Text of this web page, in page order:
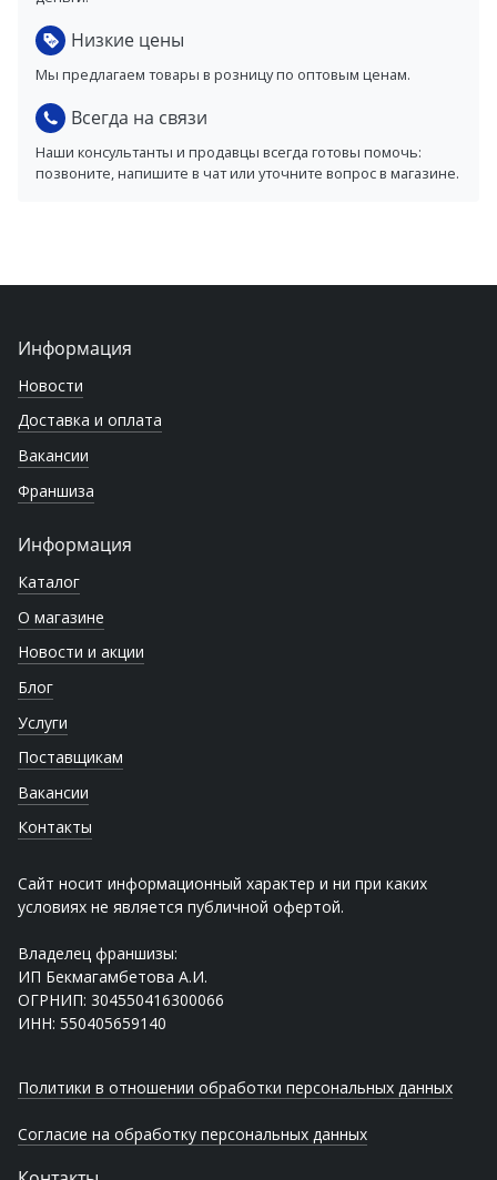
Низкие цены
Мы предлагаем товары в розницу по оптовым ценам.
Всегда на связи
Наши консультанты и продавцы всегда готовы помочь:
позвоните, напишите в чат или уточните вопрос в магазине.
Информация
Новости
Доставка и оплата
Вакансии
Франшиза
Информация
Каталог
О магазине
Новости и акции
Блог
Услуги
Поставщикам
Вакансии
Контакты
Сайт носит информационный характер и ни при каких
условиях не является публичной офертой.
Владелец франшизы:
ИП Бекмагамбетова А.И.
ОГРНИП: 304550416300066
ИНН: 550405659140
Политики в отношении обработки персональных данных
Согласие на обработку персональных данных